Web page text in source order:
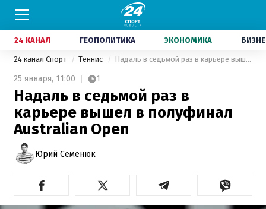
24 КАНАЛ ГЕОПОЛИТИКА ЭКОНОМИКА
24 канал Спорт Теннис Надаль в седьмой раз в карьере вышел в полуфинал Australian Open
25 января, 11:00 1
Надаль в седьмой раз в
карьере вышел в полуфинал
Australian Open
Юрий Семенюк